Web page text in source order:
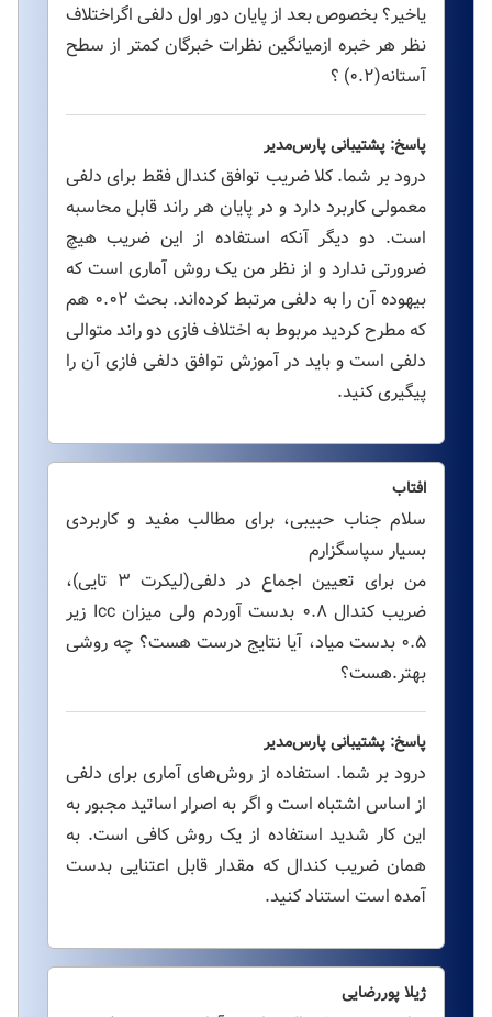
یاخیر؟ بخصوص بعد از پایان دور اول دلفی اگراختلاف
نظر هر خبره ازمیانگین نظرات خبرگان کمتر از سطح
آستانه(۰.۲) ؟
پاسخ: پشتیبانی پارس‌مدیر
درود بر شما. کلا ضریب توافق کندال فقط برای دلفی
معمولی کاربرد دارد و در پایان هر راند قابل محاسبه
است. دو دیگر آنکه استفاده از این ضریب هیچ
ضرورتی ندارد و از نظر من یک روش آماری است که
بیهوده آن را به دلفی مرتبط کرده‌اند. بحث ۰.۰۲ هم
که مطرح کردید مربوط به اختلاف فازی دو راند متوالی
دلفی است و باید در آموزش توافق دلفی فازی آن را
پیگیری کنید.
افتاب
سلام جناب حبیبی، برای مطالب مفید و کاربردی
بسیار سپاسگزارم
من برای تعیین اجماع در دلفی(لیکرت ۳ تایی)،
ضریب کندال ۰.۸ بدست آوردم ولی میزان Icc زیر
۰.۵ بدست میاد، آیا نتایج درست هست؟ چه روشی
بهتر.هست؟
پاسخ: پشتیبانی پارس‌مدیر
درود بر شما. استفاده از روش‌های آماری برای دلفی
از اساس اشتباه است و اگر به اصرار اساتید مجبور به
این کار شدید استفاده از یک روش کافی است. به
همان ضریب کندال که مقدار قابل اعتنایی بدست
آمده است استناد کنید.
ژیلا پوررضایی